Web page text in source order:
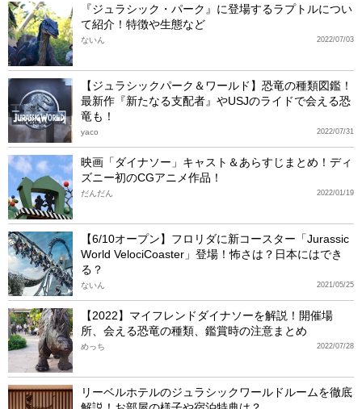
『ジュラシック・パーク』に登場するラプトルについ
て紹介！特徴や生態など
2022/07/03
ないん
【ジュラシックパーク＆ワールド】恐竜の種類図鑑！
最新作『新たなる支配者』やUSJのライドで会える恐
竜も！
2022/07/31
yaco
映画「ダイナソー」キャスト＆あらすじまとめ！ディ
ズニー初のCGアニメ作品！
2022/01/19
だんだん
【6/10オープン】フロリダに新コースター「Jurassic
World VelociCoaster」登場！怖さは？日本にはでき
る？
2021/05/25
ないん
【2022】マイフレンドダイナソーを解説！開催場
所、会える恐竜の種類、鑑賞時の注意まとめ
2022/07/28
めっち
リーベルホテルのジュラシックワールドルームを徹底